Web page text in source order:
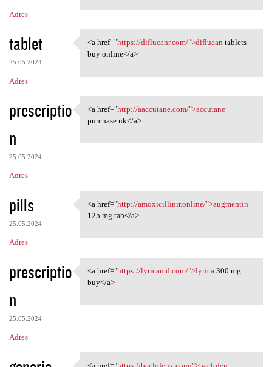
Adres
tablet
25.05.2024
Adres
<a href="https://diflucanr
<a href="https://diflucanr.com/">diflucan tablets
buy online</a>
prescriptio
n
25.05.2024
Adres
<a href="http://aaccutane.com
<a href="http://aaccutane.com/">accutane
purchase uk</a>
pills
25.05.2024
Adres
<a href="http://amoxicillinir
<a href="http://amoxicillinir.online/">augmentin
125 mg tab</a>
prescriptio
n
25.05.2024
Adres
<a href="https://lyricamd.com
<a href="https://lyricamd.com/">lyrica 300 mg
buy</a>